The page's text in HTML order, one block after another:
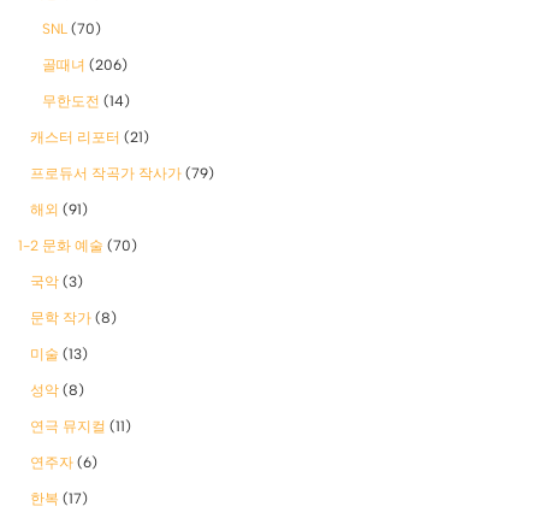
SNL (70)
골때녀 (206)
무한도전 (14)
캐스터 리포터 (21)
프로듀서 작곡가 작사가 (79)
해외 (91)
1-2 문화 예술 (70)
국악 (3)
문학 작가 (8)
미술 (13)
성악 (8)
연극 뮤지컬 (11)
연주자 (6)
한복 (17)